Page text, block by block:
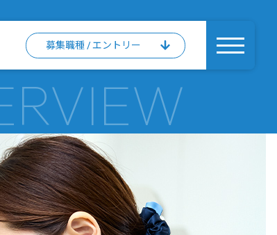
働く環境と福利厚生
募集職種 / エントリー